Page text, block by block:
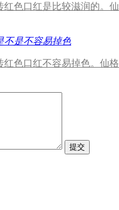
红色口红是比较滋润的。
不是不容易掉色
红色口红不容易掉色。仙
提交